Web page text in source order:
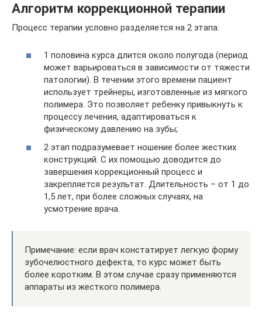
Алгоритм коррекционной терапии
Процесс терапии условно разделяется на 2 этапа:
1 половина курса длится около полугода (период
может варьироваться в зависимости от тяжести
патологии). В течении этого времени пациент
использует трейнеры, изготовленные из мягкого
полимера. Это позволяет ребенку привыкнуть к
процессу лечения, адаптироваться к
физическому давлению на зубы;
2 этап подразумевает ношение более жестких
конструкций. С их помощью доводится до
завершения коррекционный процесс и
закрепляется результат. Длительность – от 1 до
1,5 лет, при более сложных случаях, на
усмотрение врача.
Примечание: если врач констатирует легкую форму
зубочелюстного дефекта, то курс может быть
более коротким. В этом случае сразу применяются
аппараты из жесткого полимера.